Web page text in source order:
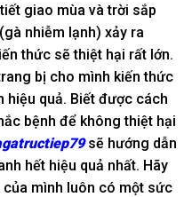
giao mùa và trời sắp
nhiễm lạnh) xảy ra
thức sẽ thiệt hại rất lớn.
bị cho mình kiến thức
hiệu quả. Biết được cách
bệnh để không thiệt hại
sẽ hướng dẫn
hết hiệu quả nhất. Hãy
mình luôn có một sức